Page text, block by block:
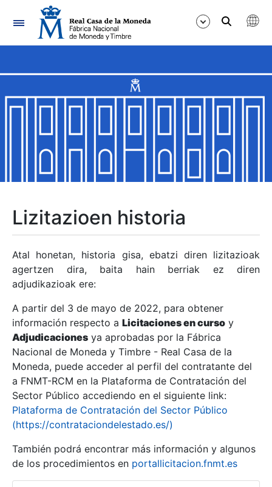
Nabigazioa
Erakutsi/Ezkutatu
Erakutsi/Ezkutatu
Erakutsi/Ezkutatu
Erakutsi/Ezkutatu
Erakutsi/Ezkutatu
Erakutsi/Ezkutatu
Erakutsi/Ezkutatu
Lizitazioen historia
Atal honetan, historia gisa, ebatzi diren lizitazioak
agertzen dira, baita hain berriak ez diren
adjudikazioak ere:
A partir del 3 de mayo de 2022, para obtener
información respecto a Licitaciones en curso y
Adjudicaciones ya aprobadas por la Fábrica
Nacional de Moneda y Timbre - Real Casa de la
Moneda, puede acceder al perfil del contratante del
a FNMT-RCM en la Plataforma de Contratación del
Sector Público accediendo en el siguiente link:
Plataforma de Contratación del Sector Público
(https://contrataciondelestado.es/)
También podrá encontrar más información y algunos
de los procedimientos en portallicitacion.fnmt.es